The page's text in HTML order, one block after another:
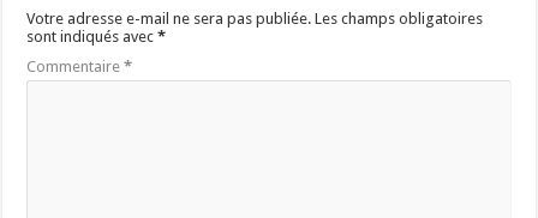
Votre adresse e-mail ne sera pas publiée. Les champs obligatoires
sont indiqués avec*
Commentaire*